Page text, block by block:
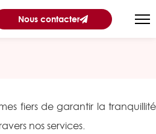
Nous contacter
fiers de garantir la tranquillité
nos services.